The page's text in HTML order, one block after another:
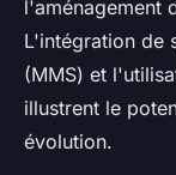
l'aménagement
L'intégration de
(MMS) et
illustrent le
évolution.